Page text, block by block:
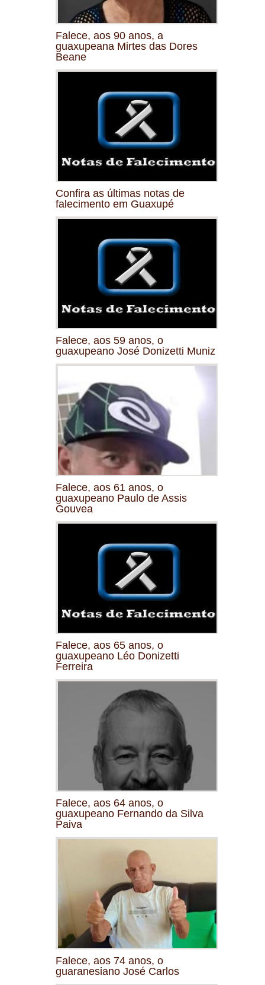
Falece, aos 90 anos, a
guaxupeana Mirtes das Dores
Beane
Confira as últimas notas de
falecimento em Guaxupé
Falece, aos 59 anos, o
guaxupeano José Donizetti Muniz
Falece, aos 61 anos, o
guaxupeano Paulo de Assis
Gouvea
Falece, aos 65 anos, o
guaxupeano Léo Donizetti
Ferreira
Falece, aos 64 anos, o
guaxupeano Fernando da Silva
Paiva
Falece, aos 74 anos, o
guaranesiano José Carlos